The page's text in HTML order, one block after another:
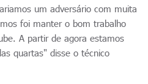
um adversário com muita
foi manter o bom trabalho
A partir de agora estamos
quartas" disse o técnico